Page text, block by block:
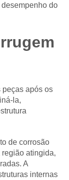
do
peças após os
la,
de corrosão
atingida,
A
internas